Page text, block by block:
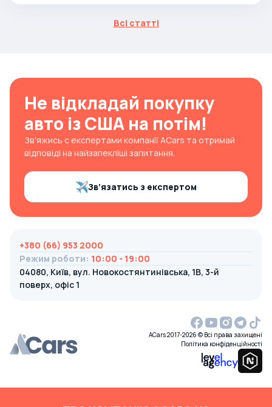
Всі статті
Не відкладай покупку
авто із США на потім!
Зв’яжись с експертами компанії ACars та отримай
відповіді на найзапекліші запитання.
Зв’язатись з експертом
+380 (66) 953 2000
Режим роботи: 10:00 - 19:00
04080, Київ, вул. Новокостянтинівська, 1В, 3-й
поверх, офіс 1
ACars 2017-2026 © Всі права захищені
Політика конфіденційності